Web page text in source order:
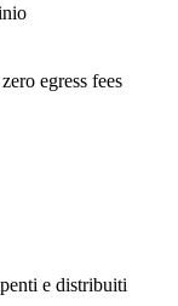
egress fees
e distribuiti